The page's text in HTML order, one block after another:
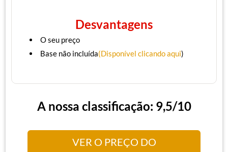
Desvantagens
O seu preço
Base não incluída(Disponível clicando aqui)
A nossa classificação: 9,5/10
VER O PREÇO DO